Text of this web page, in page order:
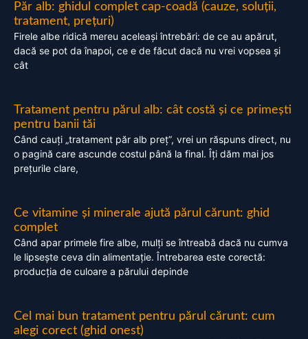
Păr alb: ghidul complet cap-coadă (cauze, soluții,
tratament, prețuri)
Firele albe ridică mereu aceleași întrebări: de ce au apărut,
dacă se pot da înapoi, ce e de făcut dacă nu vrei vopsea și
cât
Tratament pentru părul alb: cât costă și ce primești
pentru banii tăi
Când cauți „tratament păr alb preț”, vrei un răspuns direct, nu
o pagină care ascunde costul până la final. Îți dăm mai jos
prețurile clare,
Ce vitamine și minerale ajută părul cărunt: ghid
complet
Când apar primele fire albe, mulți se întreabă dacă nu cumva
le lipsește ceva din alimentație. Întrebarea este corectă:
producția de culoare a părului depinde
Cel mai bun tratament pentru părul cărunt: cum
alegi corect (ghid onest)